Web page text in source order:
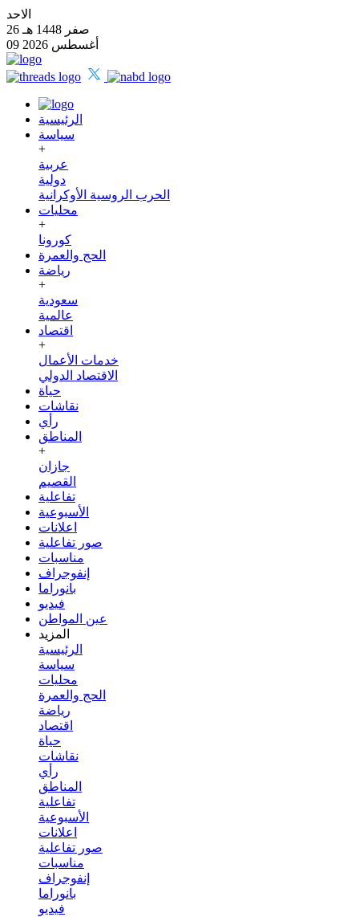
الاحد
26 صفر 1448 هـ
09 أغسطس 2026
الرئيسية
سياسة
+
عربية
دولية
الحرب الروسية الأوكرانية
محليات
+
كورونا
الحج والعمرة
رياضة
+
سعودية
عالمية
اقتصاد
+
خدمات الأعمال
الاقتصاد الدولي
حياة
نقاشات
رأي
المناطق
+
جازان
القصيم
تفاعلية
الأسبوعية
اعلانات
صور تفاعلية
مناسبات
إنفوجراف
بانوراما
فيديو
عين المواطن
المزيد
الرئيسية
سياسة
محليات
الحج والعمرة
رياضة
اقتصاد
حياة
نقاشات
رأي
المناطق
تفاعلية
الأسبوعية
اعلانات
صور تفاعلية
مناسبات
إنفوجراف
بانوراما
فيديو